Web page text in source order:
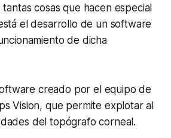
cosas que hacen especial
el desarrollo de un software
de dicha
creado por el equipo de
Vision, que permite explotar al
del topógrafo corneal.